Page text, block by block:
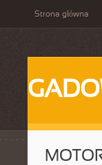
Strona główna